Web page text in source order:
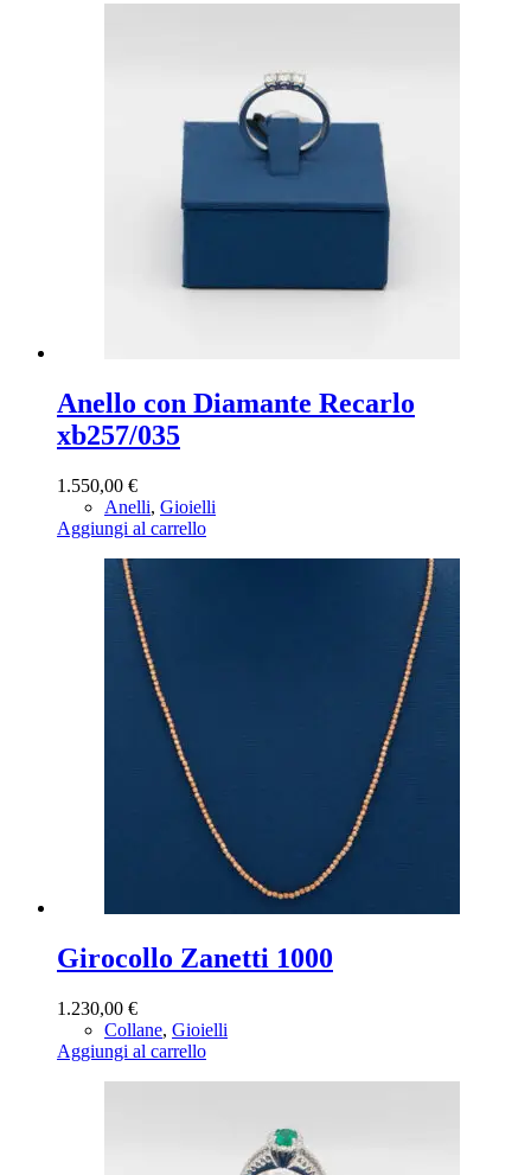
Anello con Diamante Recarlo
xb257/035
1.550,00 €
Anelli, Gioielli
Aggiungi al carrello
Girocollo Zanetti 1000
1.230,00 €
Collane, Gioielli
Aggiungi al carrello